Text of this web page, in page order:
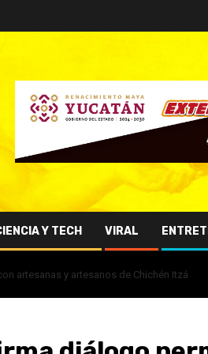
Y TECH VIRAL
artesanas y artesanos de Chichén Itzá